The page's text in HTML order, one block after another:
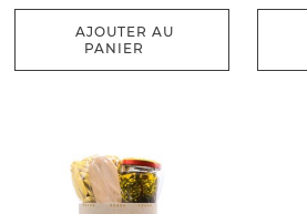
AJOUTER AU
PANIER